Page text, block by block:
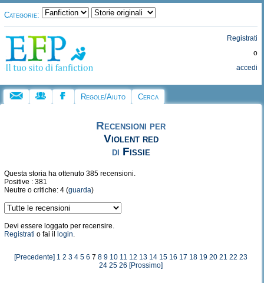
Categorie:
Registrati
o
accedi
Regole/Aiuto Cerca
Recensioni per
Violent red
di Fissie
Questa storia ha ottenuto 385 recensioni.
Positive : 381
Neutre o critiche: 4 (guarda)
Devi essere loggato per recensire.
Registrati o fai il login.
[Precedente] 1 2 3 4 5 6 78 9 10 11 12 13 14 15 16 17 18 19 20 21 22 23
24 25 26 [Prossimo]